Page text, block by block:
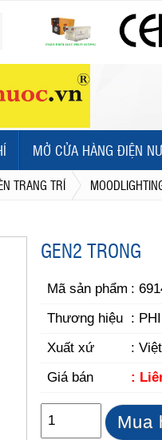
MỞ CỬA HÀNG ĐIỆN
TRANG TRÍ
GEN2 TRONG
Mã sản phẩm :
Thương hiệu :
Xuất xứ
:
Giá bán
:
Mua